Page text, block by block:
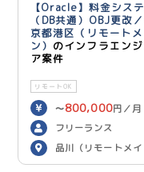
【Oracle】料金シス
（DB共通）OBJ更改
京都港区（リモートメ
ン） のインフラエンジ
ア案件
リモートOK
〜800,000円／月
フリーランス
品川（リモートメイ
ン）